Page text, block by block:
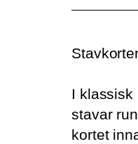
I klassisk
stavar
kortet